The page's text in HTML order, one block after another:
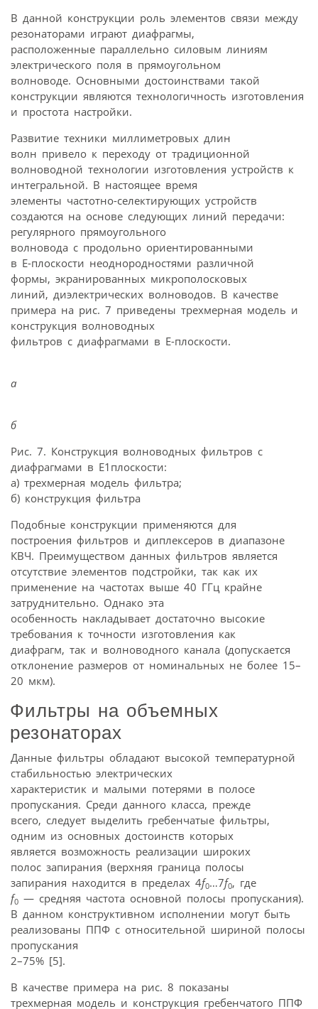
В данной конструкции роль элементов связи между
резонаторами играют диафрагмы,
расположенные параллельно силовым линиям
электрического поля в прямоугольном
волноводе. Основными достоинствами такой
конструкции являются технологичность изготовления
и простота настройки.
Развитие техники миллиметровых длин
волн привело к переходу от традиционной
волноводной технологии изготовления устройств к
интегральной. В настоящее время
элементы частотно-селектирующих устройств
создаются на основе следующих линий передачи:
регулярного прямоугольного
волновода с продольно ориентированными
в Е-плоскости неоднородностями различной
формы, экранированных микрополосковых
линий, диэлектрических волноводов. В качестве
примера на рис. 7 приведены трехмерная модель и
конструкция волноводных
фильтров с диафрагмами в Е-плоскости.
а
б
Рис. 7. Конструкция волноводных фильтров с
диафрагмами в Е1плоскости:
а) трехмерная модель фильтра;
б) конструкция фильтра
Подобные конструкции применяются для
построения фильтров и диплексеров в диапазоне
КВЧ. Преимуществом данных фильтров является
отсутствие элементов подстройки, так как их
применение на частотах выше 40 ГГц крайне
затруднительно. Однако эта
особенность накладывает достаточно высокие
требования к точности изготовления как
диафрагм, так и волноводного канала (допускается
отклонение размеров от номинальных не более 15–
20 мкм).
Фильтры на объемных
резонаторах
Данные фильтры обладают высокой температурной
стабильностью электрических
характеристик и малыми потерями в полосе
пропускания. Среди данного класса, прежде
всего, следует выделить гребенчатые фильтры,
одним из основных достоинств которых
является возможность реализации широких
полос запирания (верхняя граница полосы
запирания находится в пределах 4f0…7f0, где
f0 — средняя частота основной полосы пропускания).
В данном конструктивном исполнении могут быть
реализованы ППФ с относительной шириной полосы
пропускания
2–75% [5].
В качестве примера на рис. 8 показаны
трехмерная модель и конструкция гребенчатого ППФ